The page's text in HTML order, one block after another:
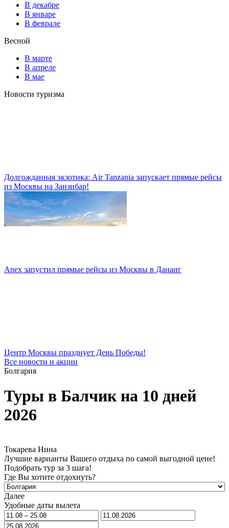
В декабре
В январе
В феврале
Весной
В марте
В апреле
В мае
Новости туризма
Долгожданная экзотика: Air Tanzania запускает прямые рейсы
из Москвы на Занзибар!
Anex запустил прямые рейсы из Москвы в Дананг
Центр Москвы празднует День Победы!
Все новости и акции
Болгария
Туры в Балчик на 10 дней
2026
Токарева Нина
Лучшие варианты Вашего отдыха по самой выгодной цене!
Подобрать тур за 3 шага!
Где Вы хотите отдохнуть?
Далее
Удобные даты вылета